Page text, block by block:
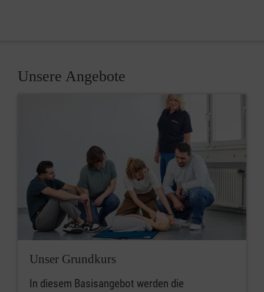
Unsere Angebote
Unser Grundkurs
In diesem Basisangebot werden die